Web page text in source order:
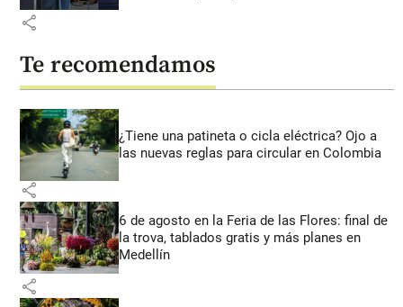
share
Te recomendamos
¿Tiene una patineta o cicla eléctrica? Ojo a
las nuevas reglas para circular en Colombia
share
6 de agosto en la Feria de las Flores: final de
la trova, tablados gratis y más planes en
Medellín
share